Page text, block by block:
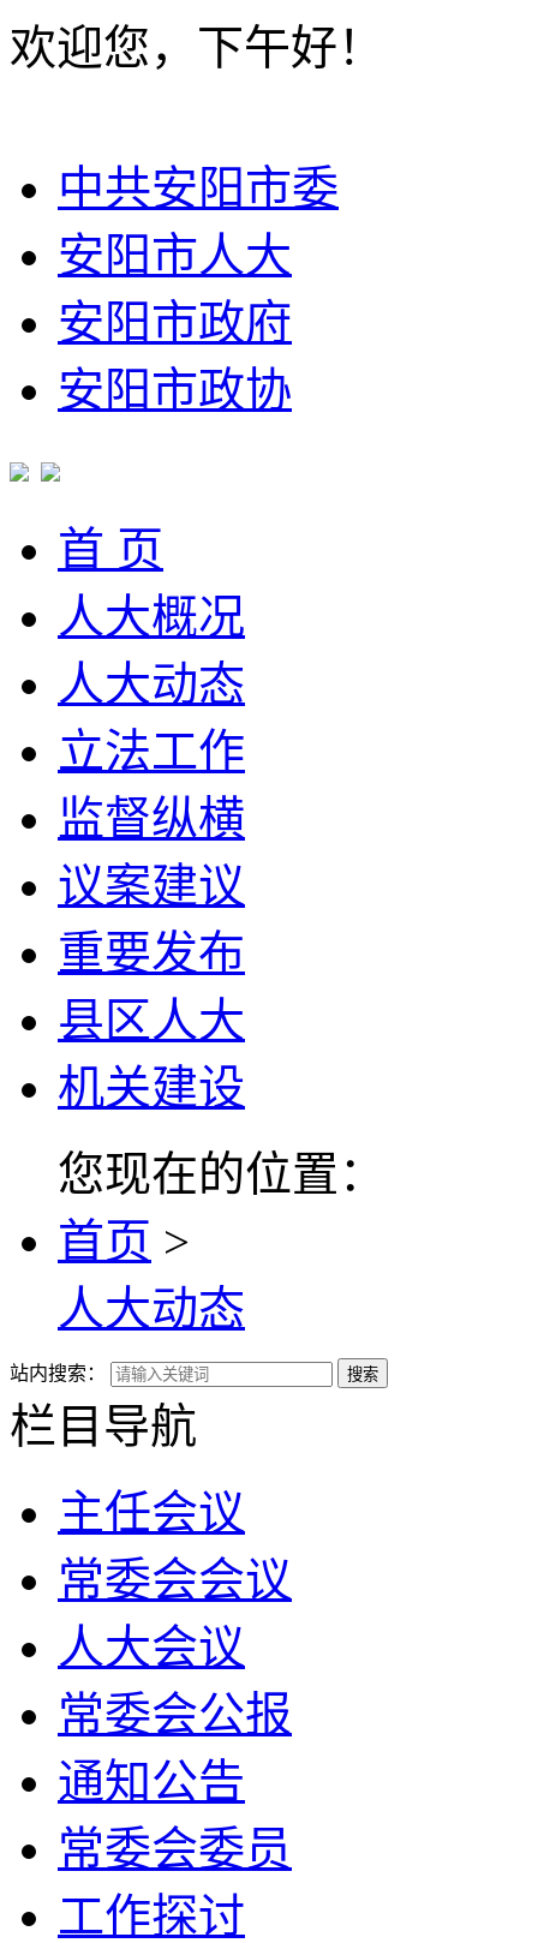
欢迎您，下午好！
中共安阳市委
安阳市人大
安阳市政府
安阳市政协
首 页
人大概况
人大动态
立法工作
监督纵横
议案建议
重要发布
县区人大
机关建设
您现在的位置：
首页 >
人大动态
站内搜索： 搜索
栏目导航
主任会议
常委会会议
人大会议
常委会公报
通知公告
常委会委员
工作探讨